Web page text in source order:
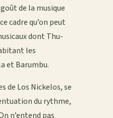
de la musique
cadre qu’on peut
dont Thu-
les
et Barumbu.
de Los Nickelos, se
du rythme,
n’entend pas